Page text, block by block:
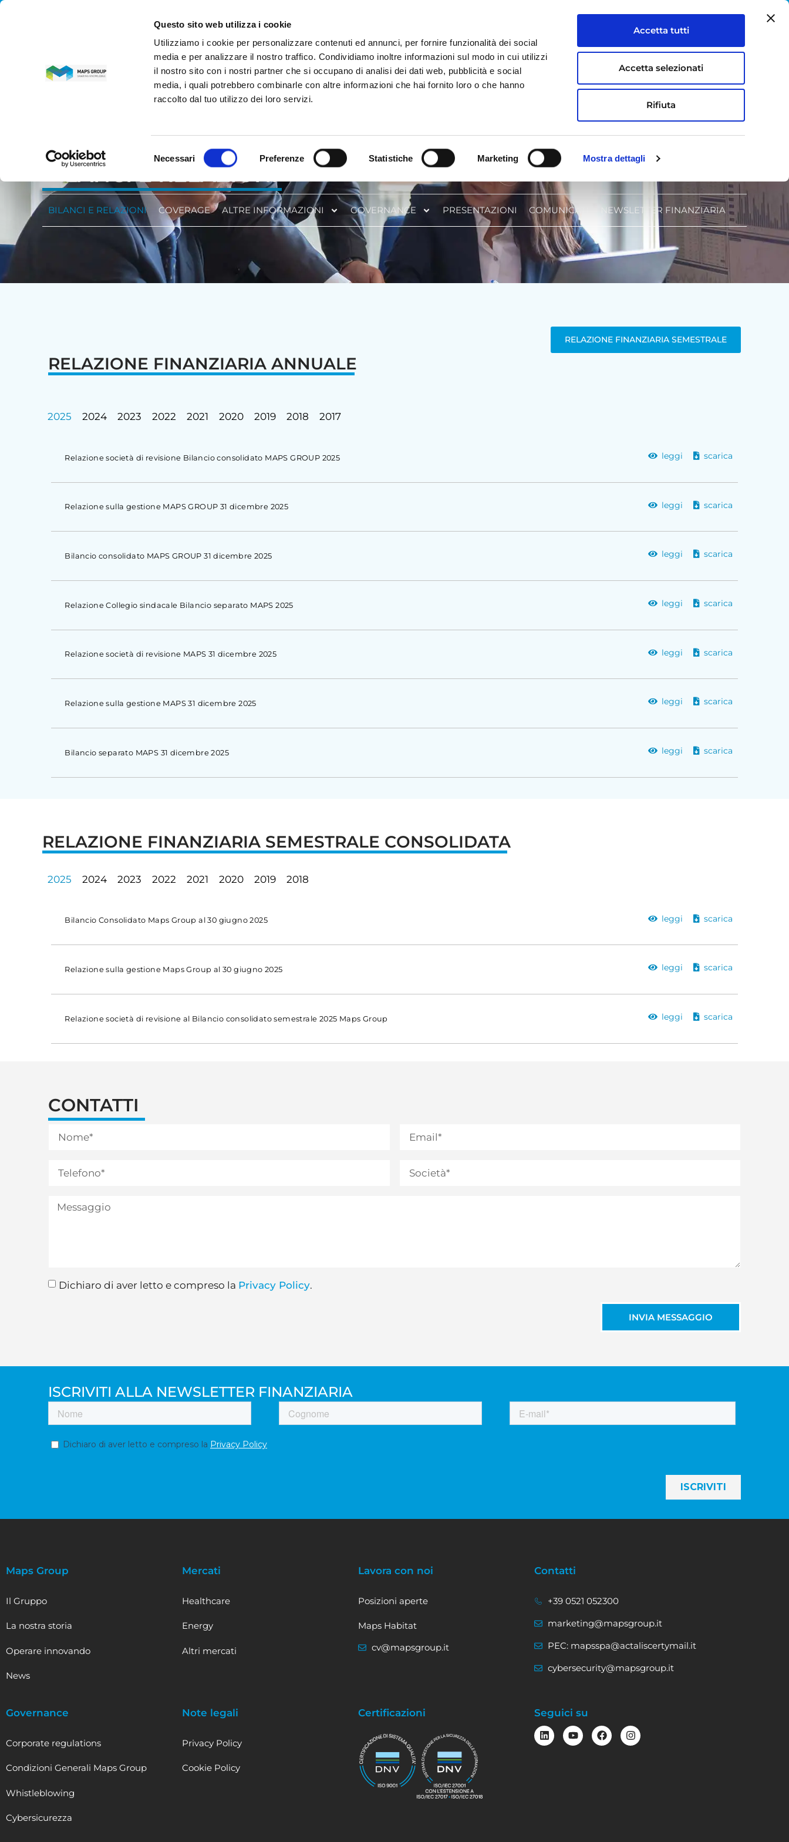
Questo sito web utilizza i cookie
Utilizziamo i cookie per personalizzare contenuti ed annunci, per fornire funzionalità dei social
media e per analizzare il nostro traffico. Condividiamo inoltre informazioni sul modo in cui utilizzi
il nostro sito con i nostri partner che si occupano di analisi dei dati web, pubblicità e social
media, i quali potrebbero combinarle con altre informazioni che hai fornito loro o che hanno
raccolto dal tuo utilizzo dei loro servizi.
del
Necessari Preferenze Statistiche Marketing Mostra dettagli
Accetta tutti
Accetta selezionati
Rifiuta
IT EN
MAPS GROUP MERCATI INVESTITORI SOSTENIBILITÀ NEWS LAVORA CON NOI CONTATTI
INVESTITORI
BILANCI E RELAZIONI
BILANCI E RELAZIONI COVERAGE ALTRE INFORMAZIONI GOVERNANCE PRESENTAZIONI COMUNICATI NEWSLETTER FINANZIARIA
RELAZIONE FINANZIARIA ANNUALE
RELAZIONE FINANZIARIA SEMESTRALE
2025 2024 2023 2022 2021 2020 2019 2018 2017
Relazione società di revisione Bilancio consolidato MAPS GROUP 2025 leggi scarica
Relazione sulla gestione MAPS GROUP 31 dicembre 2025 leggi scarica
Bilancio consolidato MAPS GROUP 31 dicembre 2025 leggi scarica
Relazione Collegio sindacale Bilancio separato MAPS 2025 leggi scarica
Relazione società di revisione MAPS 31 dicembre 2025 leggi scarica
Relazione sulla gestione MAPS 31 dicembre 2025 leggi scarica
Bilancio separato MAPS 31 dicembre 2025 leggi scarica
RELAZIONE FINANZIARIA SEMESTRALE CONSOLIDATA
2025 2024 2023 2022 2021 2020 2019 2018
Bilancio Consolidato Maps Group al 30 giugno 2025 leggi scarica
Relazione sulla gestione Maps Group al 30 giugno 2025 leggi scarica
Relazione società di revisione al Bilancio consolidato semestrale 2025 Maps Group leggi scarica
CONTATTI
Dichiaro di aver letto e compreso la Privacy Policy.
INVIA MESSAGGIO
ISCRIVITI ALLA NEWSLETTER FINANZIARIA
Maps Group
Il Gruppo
La nostra storia
Operare innovando
News
Mercati
Healthcare
Energy
Altri mercati
Lavora con noi
Posizioni aperte
Maps Habitat
cv@mapsgroup.it
Contatti
+39 0521 052300
marketing@mapsgroup.it
PEC: mapsspa@actaliscertymail.it
cybersecurity@mapsgroup.it
Governance
Corporate regulations
Condizioni Generali Maps Group
Whistleblowing
Cybersicurezza
Note legali
Privacy Policy
Cookie Policy
Certificazioni Seguici su